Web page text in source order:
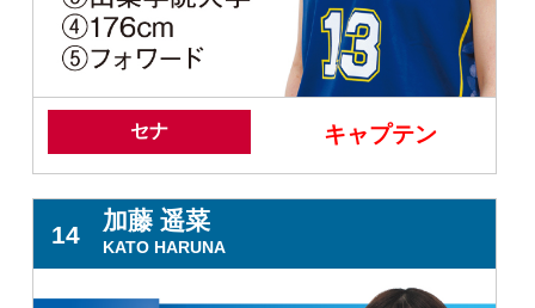
セナ キャプテン
14
加藤 遥菜
KATO HARUNA